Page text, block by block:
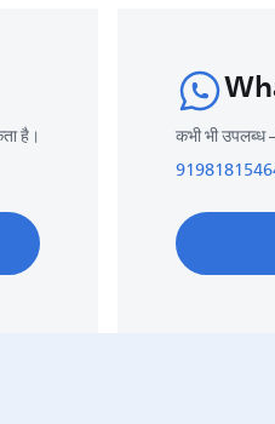
है।
कभी भी उपलब्ध